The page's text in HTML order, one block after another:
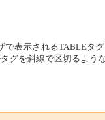
で表示されるTABLE
グを斜線で区切るよ